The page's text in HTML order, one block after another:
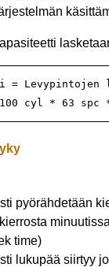
=
cyl * 63 spc
pyörähdetään
time)
lukupää siirtyy